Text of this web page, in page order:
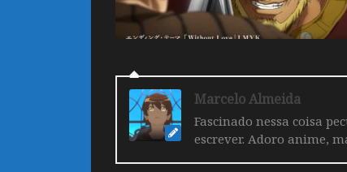
Marcelo Almeida
Fascinado nessa coisa
escrever. Adoro anime,